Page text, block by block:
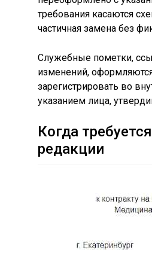
требования касаются
частичная замена без
Служебные пометки,
изменений,
зарегистрировать во
указанием лица,
Когда
редакции